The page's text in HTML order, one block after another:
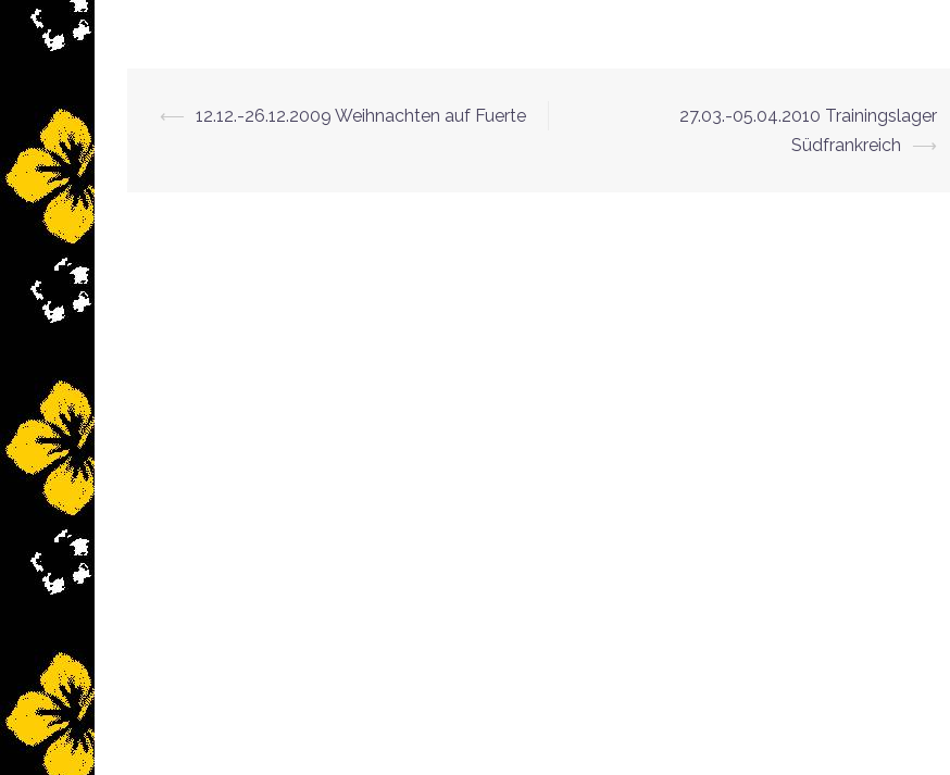
⟵ 12.12.-26.12.2009 Weihnachten auf Fuerte
27.03.-05.04.2010 Trainingslager
Südfrankreich
⟶